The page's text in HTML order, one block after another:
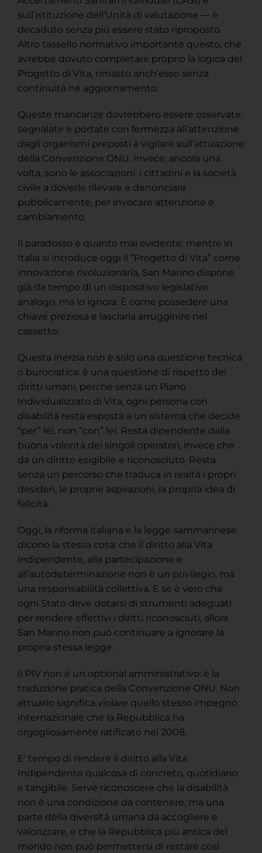
sull’istituzione dell’Unità di valutazione — è
decaduto senza più essere stato riproposto.
Altro tassello normativo importante questo, che
avrebbe dovuto completare proprio la logica del
Progetto di Vita, rimasto anch’esso senza
continuità né aggiornamento.
Queste mancanze dovrebbero essere osservate,
segnalate e portate con fermezza all’attenzione
dagli organismi preposti a vigilare sull’attuazione
della Convenzione ONU. Invece, ancora una
volta, sono le associazioni, i cittadini e la società
civile a doverle rilevare e denunciare
pubblicamente, per invocare attenzione e
cambiamento.
Il paradosso è quanto mai evidente: mentre in
Italia si introduce oggi il “Progetto di Vita” come
innovazione rivoluzionaria, San Marino dispone
già da tempo di un dispositivo legislativo
analogo, ma lo ignora. È come possedere una
chiave preziosa e lasciarla arrugginire nel
cassetto.
Questa inerzia non è solo una questione tecnica
o burocratica: è una questione di rispetto dei
diritti umani, perché senza un Piano
Individualizzato di Vita, ogni persona con
disabilità resta esposta a un sistema che decide
“per” lei, non “con” lei. Resta dipendente dalla
buona volontà dei singoli operatori, invece che
da un diritto esigibile e riconosciuto. Resta
senza un percorso che traduca in realtà i propri
desideri, le proprie aspirazioni, la propria idea di
felicità.
Oggi, la riforma italiana e la legge sammarinese
dicono la stessa cosa: che il diritto alla Vita
Indipendente, alla partecipazione e
all’autodeterminazione non è un privilegio, ma
una responsabilità collettiva. E se è vero che
ogni Stato deve dotarsi di strumenti adeguati
per rendere effettivi i diritti riconosciuti, allora
San Marino non può continuare a ignorare la
propria stessa legge.
Il PIV non è un optional amministrativo: è la
traduzione pratica della Convenzione ONU. Non
attuarlo significa violare quello stesso impegno
internazionale che la Repubblica ha
orgogliosamente ratificato nel 2008.
E' tempo di rendere il diritto alla Vita
Indipendente qualcosa di concreto, quotidiano
e tangibile. Serve riconoscere che la disabilità
non è una condizione da contenere, ma una
parte della diversità umana da accogliere e
valorizzare, e che la Repubblica più antica del
mondo non può permettersi di restare così